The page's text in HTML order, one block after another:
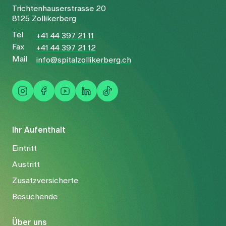
Ihr Aufenthalt
Eintritt
Austritt
Zusatzversicherte
Besuchende
Über uns
Trichtenhauserstrasse 20
8125 Zollikerberg
Tel
+41 44 397 21 11
Fax
+41 44 397 21 12
Mail
info@spitalzollikerberg.ch